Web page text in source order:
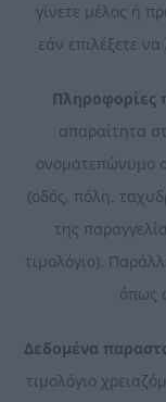
γίνετε μέλος ή
εάν επιλέξετε
Πληροφορίες
απαραίτητα
ονοματεπώνυμο
(οδός, πόλη,
της
τιμολόγιο).
όπως
Δεδομένα
τιμολόγιο